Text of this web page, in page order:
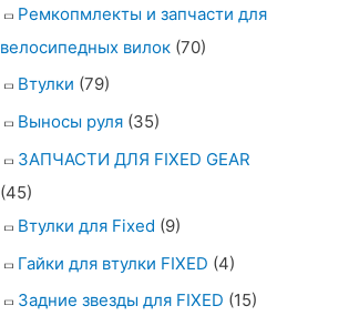
Ремкопмлекты и запчасти для
велосипедных вилок (70)
Втулки (79)
Выносы руля (35)
ЗАПЧАСТИ ДЛЯ FIXED GEAR
(45)
Втулки для Fixed (9)
Гайки для втулки FIXED (4)
Задние звезды для FIXED (15)